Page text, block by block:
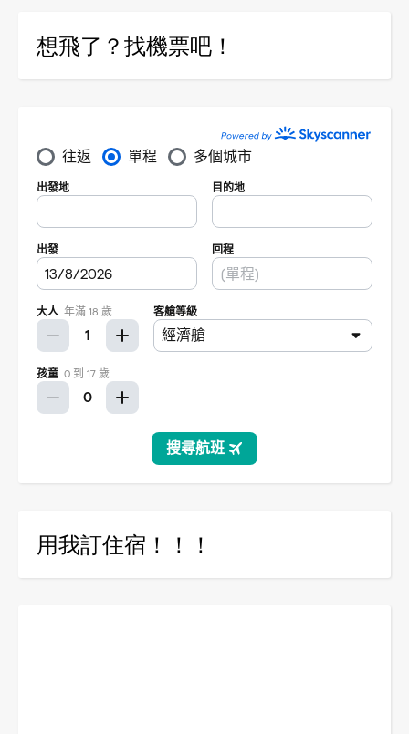
想飛了？找機票吧！
用我訂住宿！！！